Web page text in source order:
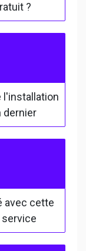
?
dernier
avec cette